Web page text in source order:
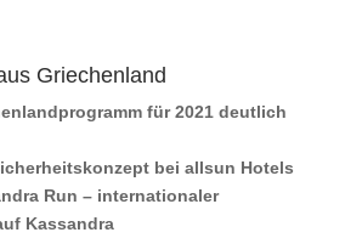
Griechenland
für 2021 deutlich
bei allsun Hotels
Run – internationaler
Kassandra